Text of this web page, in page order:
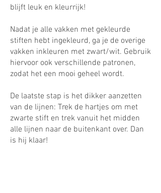
blijft leuk en kleurrijk!
Nadat je alle vakken met gekleurde
stiften hebt ingekleurd, ga je de overige
vakken inkleuren met zwart/wit. Gebruik
hiervoor ook verschillende patronen,
zodat het een mooi geheel wordt.
De laatste stap is het dikker aanzetten
van de lijnen: Trek de hartjes om met
zwarte stift en trek vanuit het midden
alle lijnen naar de buitenkant over. Dan
is hij klaar!